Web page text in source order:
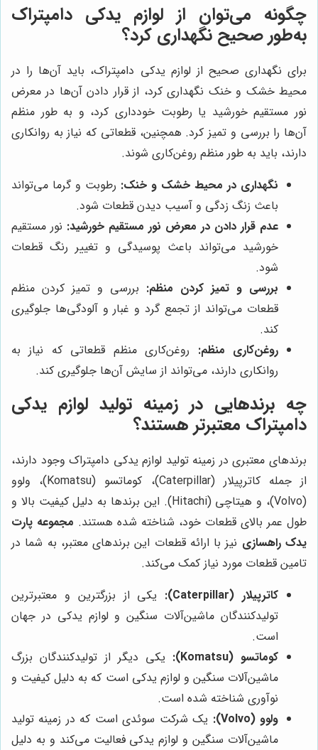
چگونه می‌توان از لوازم یدکی دامپتراک
به‌طور صحیح نگهداری کرد؟
برای نگهداری صحیح از لوازم یدکی دامپتراک، باید آن‌ها را در
محیط خشک و خنک نگهداری کرد، از قرار دادن آن‌ها در معرض
نور مستقیم خورشید یا رطوبت خودداری کرد، و به طور منظم
آن‌ها را بررسی و تمیز کرد. همچنین، قطعاتی که نیاز به روانکاری
دارند، باید به طور منظم روغن‌کاری شوند.
نگهداری در محیط خشک و خنک: رطوبت و گرما می‌تواند
باعث زنگ زدگی و آسیب دیدن قطعات شود.
عدم قرار دادن در معرض نور مستقیم خورشید: نور مستقیم
خورشید می‌تواند باعث پوسیدگی و تغییر رنگ قطعات
شود.
بررسی و تمیز کردن منظم: بررسی و تمیز کردن منظم
قطعات می‌تواند از تجمع گرد و غبار و آلودگی‌ها جلوگیری
کند.
روغن‌کاری منظم: روغن‌کاری منظم قطعاتی که نیاز به
روانکاری دارند، می‌تواند از سایش آن‌ها جلوگیری کند.
چه برندهایی در زمینه تولید لوازم یدکی
دامپتراک معتبرتر هستند؟
برندهای معتبری در زمینه تولید لوازم یدکی دامپتراک وجود دارند،
از جمله کاترپیلار (Caterpillar)، کوماتسو (Komatsu)، ولوو
(Volvo)، و هیتاچی (Hitachi). این برندها به دلیل کیفیت بالا و
طول عمر بالای قطعات خود، شناخته شده هستند. مجموعه پارت
یدک راهسازی نیز با ارائه قطعات این برندهای معتبر، به شما در
تامین قطعات مورد نیاز کمک می‌کند.
کاترپیلار (Caterpillar):
یکی از بزرگترین و معتبرترین
تولیدکنندگان ماشین‌آلات سنگین و لوازم یدکی در جهان
است.
کوماتسو (Komatsu):
یکی دیگر از تولیدکنندگان بزرگ
ماشین‌آلات سنگین و لوازم یدکی است که به دلیل کیفیت و
نوآوری شناخته شده است.
ولوو (Volvo):
یک شرکت سوئدی است که در زمینه تولید
ماشین‌آلات سنگین و لوازم یدکی فعالیت می‌کند و به دلیل